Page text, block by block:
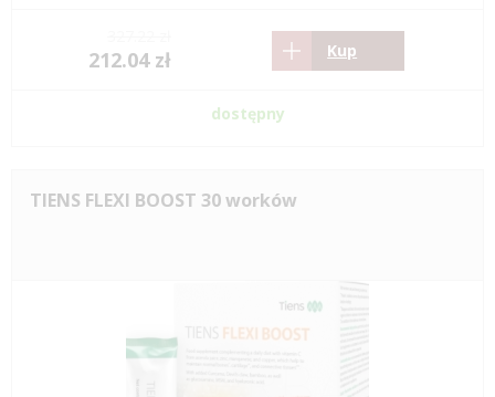
212.04 zł Kup
dostępny
TIENS FLEXI BOOST 30 worków